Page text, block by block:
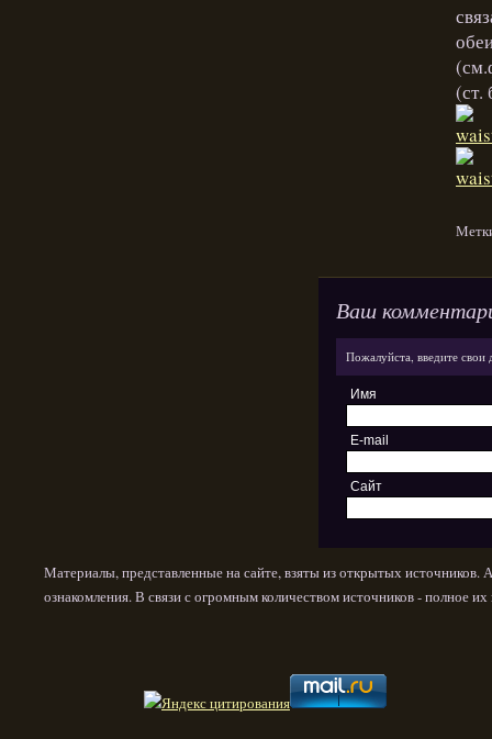
(ст.
Ваш
Пожалуйста, введите
Имя
E-mail
Сайт
Материалы, представленные на сайте, взяты из открытых
ознакомления. В связи с огромным количеством источников - полное